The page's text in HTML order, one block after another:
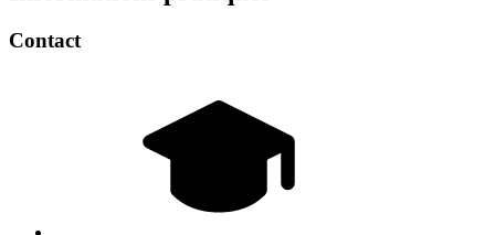
Contact